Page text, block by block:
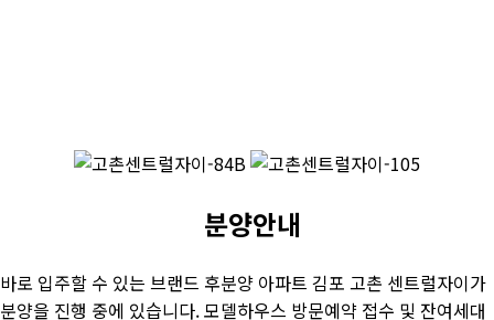
분양안내
바로 입주할 수 있는 브랜드 후분양 아파트 김포 고촌 센트럴자이가
분양을 진행 중에 있습니다. 모델하우스 방문예약 접수 및 잔여세대